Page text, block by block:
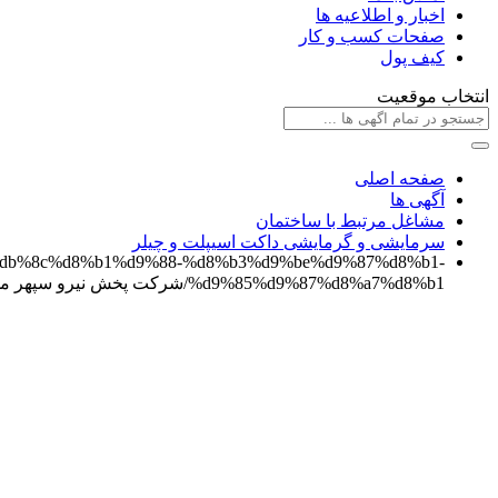
اخبار و اطلاعیه ها
صفحات کسب و کار
کیف پول
انتخاب موقعیت
صفحه اصلی
آگهی ها
مشاغل مرتبط با ساختمان
سرمایشی و گرمایشی داکت اسیپلت و چیلر
%d8%b3%d9%be%d9%87%d8%b1-
%d9%85%d9%87%d8%a7%d8%b1/ شرکت پخش نیرو سپهر